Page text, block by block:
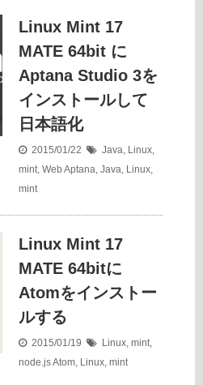
Linux Mint 17
MATE 64bit に
Aptana Studio 3を
インストールして
日本語化
2015/01/22 Java, Linux,
mint, Web Aptana, Java, Linux,
mint
Linux Mint 17
MATE 64bitに
Atomをインストー
ルする
2015/01/19 Linux, mint,
node.jsAtom, Linux, mint